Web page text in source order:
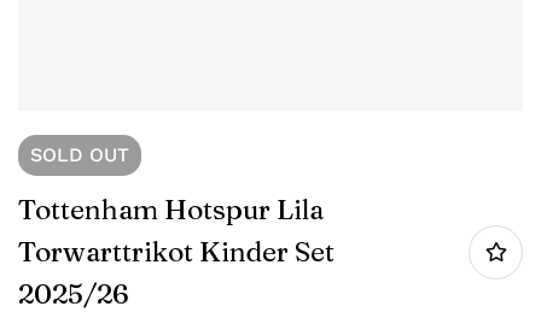
SOLD OUT
Tottenham Hotspur Lila
Torwarttrikot Kinder Set
2025/26